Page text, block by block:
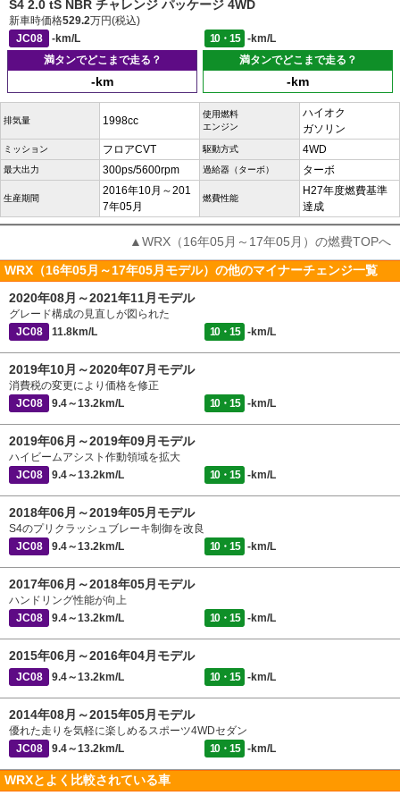
S4 2.0 tS NBR チャレンジ パッケージ 4WD
新車時価格529.2万円(税込)
JC08
-km/L 10・15
-km/L
満タンでどこまで走る？
-km
満タンでどこまで走る？
-km
排気量 1998cc
使用燃料
エンジン
ハイオク
ガソリン
ミッション フロアCVT 駆動方式 4WD
最大出力 300ps/5600rpm 過給器（ターボ） ターボ
生産期間
2016年10月～201
7年05月
燃費性能
H27年度燃費基準
達成
▲WRX（16年05月～17年05月）の燃費TOPへ
WRX（16年05月～17年05月モデル）の他のマイナーチェンジ一覧
2020年08月～2021年11月モデル
グレード構成の見直しが図られた
JC08
11.8km/L 10・15 -km/L
2019年10月～2020年07月モデル
消費税の変更により価格を修正
JC08
9.4～13.2km/L 10・15 -km/L
2019年06月～2019年09月モデル
ハイビームアシスト作動領域を拡大
JC08
9.4～13.2km/L 10・15 -km/L
2018年06月～2019年05月モデル
S4のプリクラッシュブレーキ制御を改良
JC08
9.4～13.2km/L 10・15 -km/L
2017年06月～2018年05月モデル
ハンドリング性能が向上
JC08
9.4～13.2km/L 10・15 -km/L
2015年06月～2016年04月モデル
JC08 9.4～13.2km/L 10・15 -km/L
2014年08月～2015年05月モデル
優れた走りを気軽に楽しめるスポーツ4WDセダン
JC08
9.4～13.2km/L 10・15 -km/L
WRXとよく比較されている車